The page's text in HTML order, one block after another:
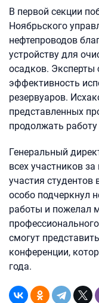
В первой секции
Ноябрьского
нефтепроводов
устройству для
осадков. Эксперты
эффективность
резервуаров.
представленных
продолжать
Генеральный
всех участников
участия
особо подчеркнул
работы и пожелал
смогут
конференции,
года.